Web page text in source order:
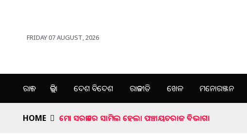
FRIDAY 07 AUGUST, 2026
ରାଜ୍ୟ ଜିଲ୍ଲା ଦେଶ ବିଦେଶ ରାଜନୀତି ଖେଳ ମନୋରଞ୍ଜନ
HOME ମୋ ସରକାରେ ସାମିଲ ହେଲା ପଞ୍ଚାୟତରାଜ ବିଭାଗ।